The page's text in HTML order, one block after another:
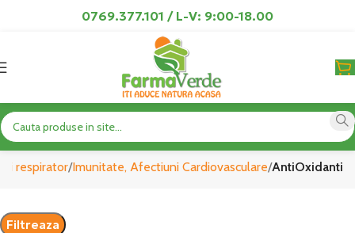
0769.377.101 / L-V: 9:00-18.00
AntiOxidanti
respirator Imunitate, Afectiuni Cardiovasculare AntiOxidanti
Filtreaza